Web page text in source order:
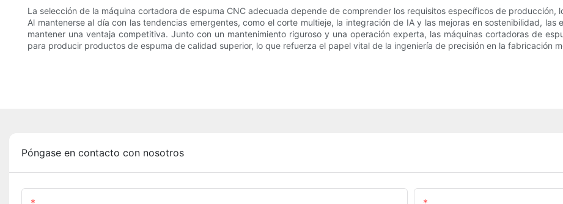
La selección de la máquina cortadora de espuma CNC adecuada depende de comprender los requisitos específicos de producción,
Al mantenerse al día con las tendencias emergentes, como el corte multieje, la integración de IA y las mejoras en sostenibilidad,
mantener una ventaja competitiva. Junto con un mantenimiento riguroso y una operación experta, las máquinas cortadoras de
para producir productos de espuma de calidad superior, lo que refuerza el papel vital de la ingeniería de precisión en la fabricación
Póngase en contacto con nosotros